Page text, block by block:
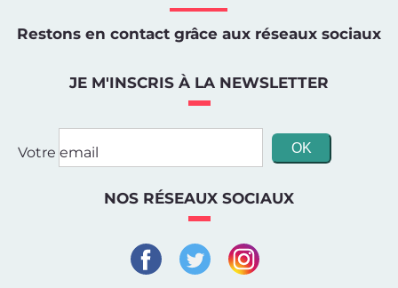
Restons en contact grâce aux réseaux sociaux
JE M'INSCRIS À LA NEWSLETTER
Votre email
NOS RÉSEAUX SOCIAUX